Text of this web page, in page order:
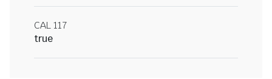
CAL 117
true